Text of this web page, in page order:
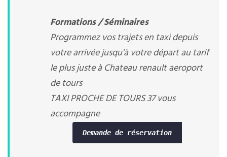
Formations / Séminaires
Programmez vos trajets en taxi depuis
votre arrivée jusqu'à votre départ au tarif
le plus juste à Chateau renault aeroport
de tours
TAXI PROCHE DE TOURS 37 vous
accompagne
Demande de réservation